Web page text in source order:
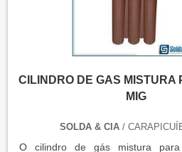
CILINDRO DE GAS MISTURA
MIG
SOLDA & CIA /
O cilindro de gás mistura